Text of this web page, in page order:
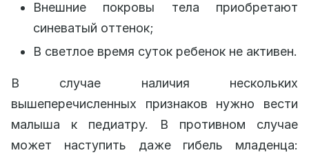
Внешние покровы тела приобретают
синеватый оттенок;
В светлое время суток ребенок не активен.
В случае наличия нескольких
вышеперечисленных признаков нужно вести
малыша к педиатру. В противном случае
может наступить даже гибель младенца: